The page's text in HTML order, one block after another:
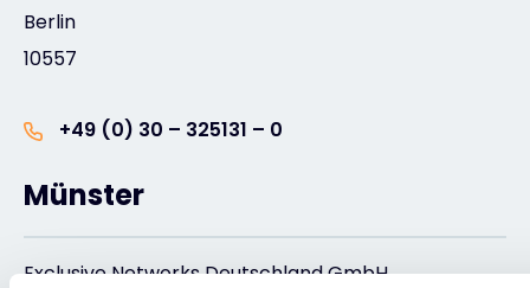
Berlin
10557
+49 (0) 30 – 325131 – 0
Münster
Exclusive Networks Deutschland GmbH